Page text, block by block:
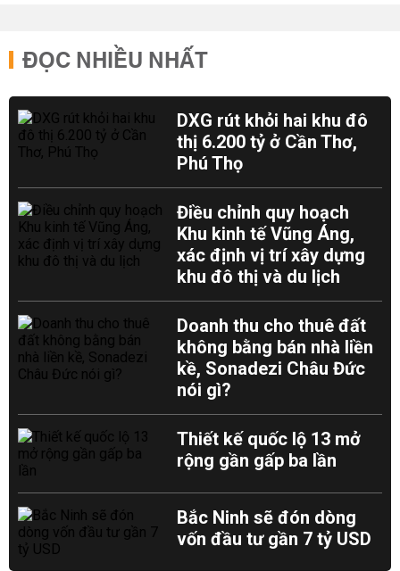
ĐỌC NHIỀU NHẤT
DXG rút khỏi hai khu đô
thị 6.200 tỷ ở Cần Thơ,
Phú Thọ
Điều chỉnh quy hoạch
Khu kinh tế Vũng Áng,
xác định vị trí xây dựng
khu đô thị và du lịch
Doanh thu cho thuê đất
không bằng bán nhà liền
kề, Sonadezi Châu Đức
nói gì?
Thiết kế quốc lộ 13 mở
rộng gần gấp ba lần
Bắc Ninh sẽ đón dòng
vốn đầu tư gần 7 tỷ USD